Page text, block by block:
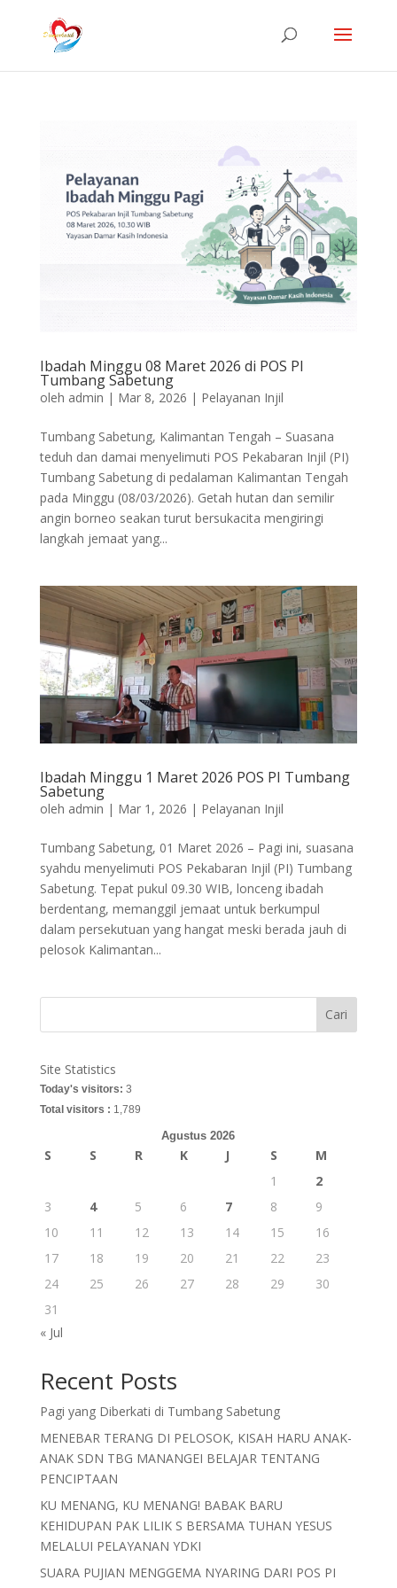
Ibadah Minggu 08 Maret 2026 di POS PI
Tumbang Sabetung
oleh admin | Mar 8, 2026 | Pelayanan Injil
Tumbang Sabetung, Kalimantan Tengah – Suasana
teduh dan damai menyelimuti POS Pekabaran Injil (PI)
Tumbang Sabetung di pedalaman Kalimantan Tengah
pada Minggu (08/03/2026). Getah hutan dan semilir
angin borneo seakan turut bersukacita mengiringi
langkah jemaat yang...
Ibadah Minggu 1 Maret 2026 POS PI Tumbang
Sabetung
oleh admin | Mar 1, 2026 | Pelayanan Injil
Tumbang Sabetung, 01 Maret 2026 – Pagi ini, suasana
syahdu menyelimuti POS Pekabaran Injil (PI) Tumbang
Sabetung. Tepat pukul 09.30 WIB, lonceng ibadah
berdentang, memanggil jemaat untuk berkumpul
dalam persekutuan yang hangat meski berada jauh di
pelosok Kalimantan...
Cari
Site Statistics
Today's visitors: 3
Total visitors : 1,789
Agustus 2026
S S R K J S
M
1
2
3
4 5 6 7 8
9
10
11 12 13 14 15
16
17
18 19 20 21 22
23
24
25 26 27 28 29
30
31
« Jul
Recent Posts
Pagi yang Diberkati di Tumbang Sabetung
MENEBAR TERANG DI PELOSOK, KISAH HARU ANAK-
ANAK SDN TBG MANANGEI BELAJAR TENTANG
PENCIPTAAN
KU MENANG, KU MENANG! BABAK BARU
KEHIDUPAN PAK LILIK S BERSAMA TUHAN YESUS
MELALUI PELAYANAN YDKI
SUARA PUJIAN MENGGEMA NYARING DARI POS PI